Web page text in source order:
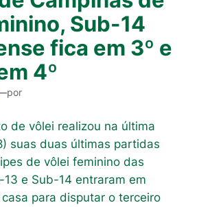
Sub-14
fica em 3º e
4º
por
de vôlei realizou na última
suas duas últimas partidas
de vôlei feminino das
e Sub-14 entraram em
para disputar o terceiro